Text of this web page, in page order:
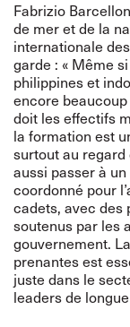
Fabrizio
de mer et de la
internationale
garde : « Même
philippines et
encore
doit les effectifs
la formation est
surtout au regard
aussi passer à
coordonné pour
cadets, avec des
soutenus par les
gouvernement.
prenantes est
juste dans le
leaders de